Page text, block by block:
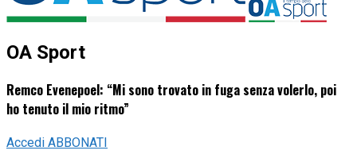
OA Sport
Remco Evenepoel: “Mi sono trovato in fuga senza volerlo, poi
ho tenuto il mio ritmo”
Accedi ABBONATI